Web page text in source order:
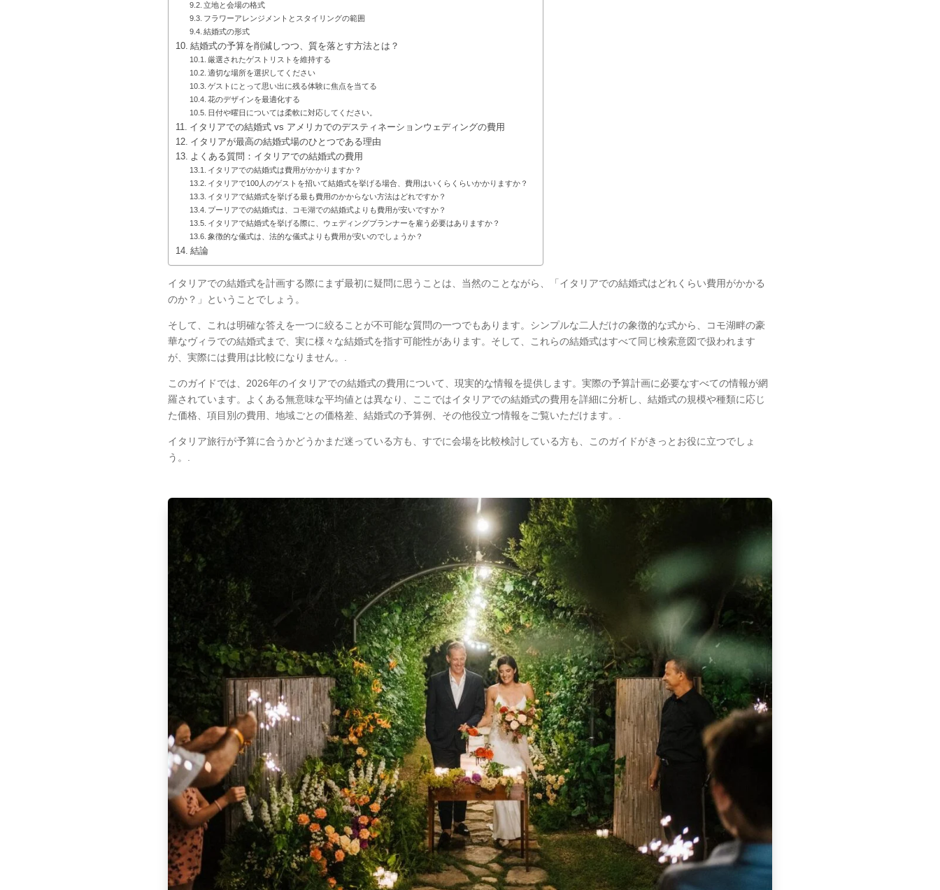
立地と会場の格式
フラワーアレンジメントとスタイリングの範囲
結婚式の形式
結婚式の予算を削減しつつ、質を落とす方法とは？
厳選されたゲストリストを維持する
適切な場所を選択してください
ゲストにとって思い出に残る体験に焦点を当てる
花のデザインを最適化する
日付や曜日については柔軟に対応してください。
イタリアでの結婚式 vs アメリカでのデスティネーションウェディングの費用
イタリアが最高の結婚式場のひとつである理由
よくある質問：イタリアでの結婚式の費用
イタリアでの結婚式は費用がかかりますか？
イタリアで100人のゲストを招いて結婚式を挙げる場合、費用はいくらくらいかかりますか？
イタリアで結婚式を挙げる最も費用のかからない方法はどれですか？
プーリアでの結婚式は、コモ湖での結婚式よりも費用が安いですか？
イタリアで結婚式を挙げる際に、ウェディングプランナーを雇う必要はありますか？
象徴的な儀式は、法的な儀式よりも費用が安いのでしょうか？
結論
イタリアでの結婚式を計画する際にまず最初に疑問に思うことは、当然のことながら、「イタリアでの結婚式はどれくらい費用がかかる
のか？」ということでしょう。
そして、これは明確な答えを一つに絞ることが不可能な質問の一つでもあります。シンプルな二人だけの象徴的な式から、コモ湖畔の豪
華なヴィラでの結婚式まで、実に様々な結婚式を指す可能性があります。そして、これらの結婚式はすべて同じ検索意図で扱われます
が、実際には費用は比較になりません。.
このガイドでは、2026年のイタリアでの結婚式の費用について、現実的な情報を提供します。実際の予算計画に必要なすべての情報が網
羅されています。よくある無意味な平均値とは異なり、ここではイタリアでの結婚式の費用を詳細に分析し、結婚式の規模や種類に応じ
た価格、項目別の費用、地域ごとの価格差、結婚式の予算例、その他役立つ情報をご覧いただけます。.
イタリア旅行が予算に合うかどうかまだ迷っている方も、すでに会場を比較検討している方も、このガイドがきっとお役に立つでしょ
う。.